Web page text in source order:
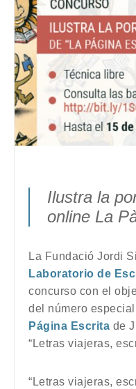
Ilustra la
online La
La Fundació Jordi
Laboratorio de
concurso con el
del número
Página Escrita de
“Letras viajeras,
“Letras viajeras,